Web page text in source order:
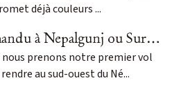
déjà couleurs ...
à Nepalgunj ou Surket (280m)
nous prenons notre premier vol
au sud-ouest du Né...